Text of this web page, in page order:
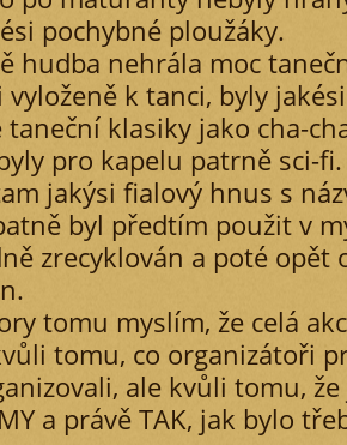
pochybné ploužáky.
hudba nehrála moc
vyloženě k tanci, byly
taneční klasiky jako cha-
pro kapelu patrně sci-fi.
jakýsi fialový hnus s
byl předtím použit v
zrecyklován a poté opět
tomu myslím, že celá
tomu, co organizátoři
ale kvůli tomu,
a právě TAK, jak bylo